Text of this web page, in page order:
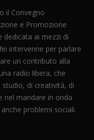
il Convegno
e Promozione
dedicata ai mezzi di
intervenne per parlare
un contributo alla
radio libera, che
di creatività, di
nel mandare in onda
problemi sociali.